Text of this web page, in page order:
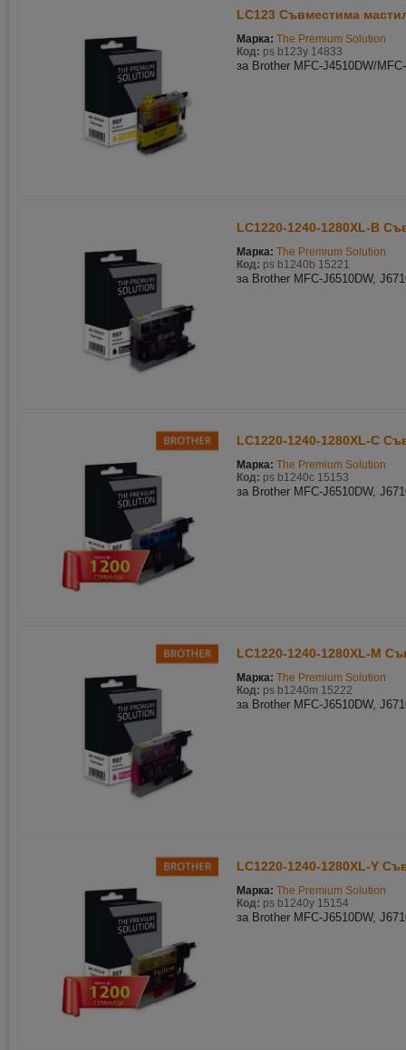
LC123 Съвместима
Марка: The Premium Solution
Код: ps b123y 14833
за Brother MFC-J4510DW/
LC1220-1240-1280XL-B
Марка: The Premium Solution
Код: ps b1240b 15221
за Brother MFC-J6510DW,
LC1220-1240-1280XL-C
Марка: The Premium Solution
Код: ps b1240c 15153
за Brother MFC-J6510DW,
LC1220-1240-1280XL-M
Марка: The Premium Solution
Код: ps b1240m 15222
за Brother MFC-J6510DW,
LC1220-1240-1280XL-Y
Марка: The Premium Solution
Код: ps b1240y 15154
за Brother MFC-J6510DW,